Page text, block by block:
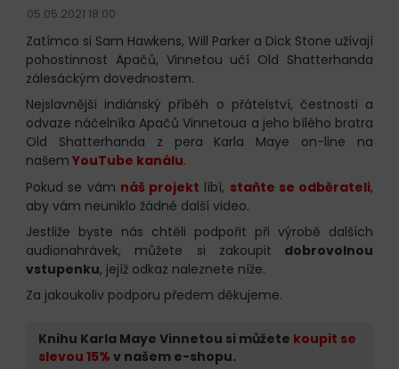
05.05.2021 18:00
Zatímco si Sam Hawkens, Will Parker a Dick Stone užívají
pohostinnost Apačů, Vinnetou učí Old Shatterhanda
zálesáckým dovednostem.
Nejslavnější indiánský příběh o přátelství, čestnosti a
odvaze náčelníka Apačů Vinnetoua a jeho bílého bratra
Old Shatterhanda z pera Karla Maye on-line na
našem YouTube kanálu.
Pokud se vám náš projekt líbí, staňte se odběrateli,
aby vám neuniklo žádné další video.
Jestliže byste nás chtěli podpořit při výrobě dalších
audionahrávek, můžete si zakoupit dobrovolnou
vstupenku, jejíž odkaz naleznete níže.
Za jakoukoliv podporu předem děkujeme.
Knihu Karla Maye Vinnetou si můžete koupit se
slevou 15% v našem e-shopu.